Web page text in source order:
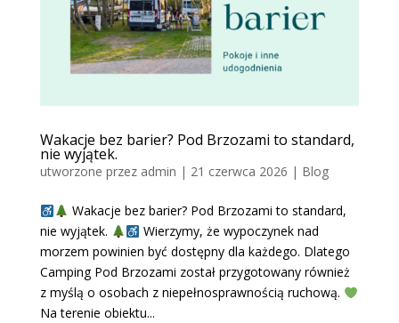
Wakacje bez barier? Pod Brzozami to standard,
nie wyjątek.
utworzone przez admin | 21 czerwca 2026 | Blog
Wakacje bez barier? Pod Brzozami to standard,
nie wyjątek.
Wierzymy, że wypoczynek nad
morzem powinien być dostępny dla każdego. Dlatego
Camping Pod Brzozami został przygotowany również
z myślą o osobach z niepełnosprawnością ruchową.
Na terenie obiektu...